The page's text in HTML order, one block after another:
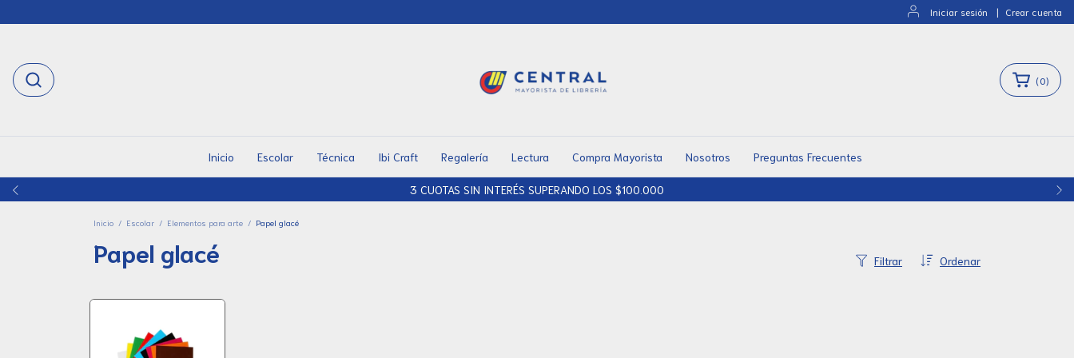
Iniciar sesión | Crear cuenta
3 CUOTAS SIN INTERÉS SUPERANDO LOS $100.000
(0)
Inicio Escolar Técnica Ibi Craft Regalería Lectura Compra Mayorista Nosotros Preguntas Frecuentes
Inicio / Escolar / Elementos para arte / Papel glacé
Papel glacé Ordenar
Filtrar